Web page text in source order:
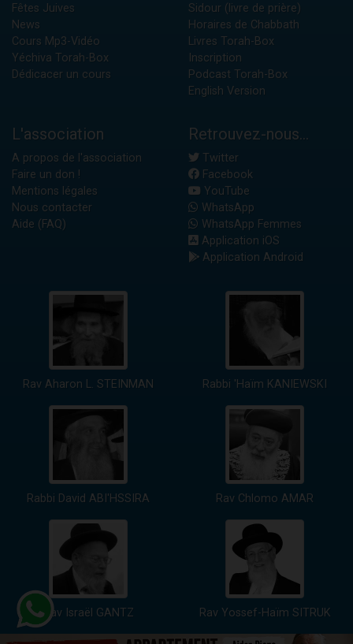
Fêtes Juives
News
Cours Mp3-Vidéo
Yéchiva Torah-Box
Dédicacer un cours
Sidour (livre de prière)
Horaires de Chabbath
Livres Torah-Box
Inscription
Podcast Torah-Box
English Version
L'association
A propos de l'association
Faire un don !
Mentions légales
Nous contacter
Aide (FAQ)
Retrouvez-nous...
Twitter
Facebook
YouTube
WhatsApp
WhatsApp Femmes
Application iOS
Application Android
Rav Aharon L. STEINMAN Rabbi 'Haïm KANIEWSKI
Rabbi David ABI'HSSIRA Rav Chlomo AMAR
Rav Israël GANTZ Rav Yossef-Haïm SITRUK